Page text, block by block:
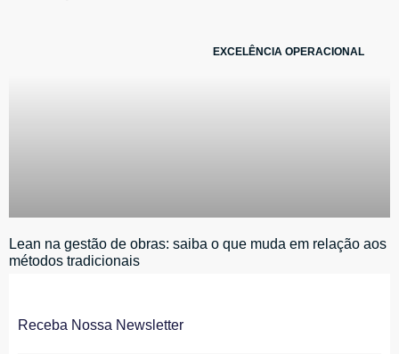
EXCELÊNCIA OPERACIONAL
Lean na gestão de obras: saiba o que muda em relação aos
métodos tradicionais
Receba Nossa Newsletter